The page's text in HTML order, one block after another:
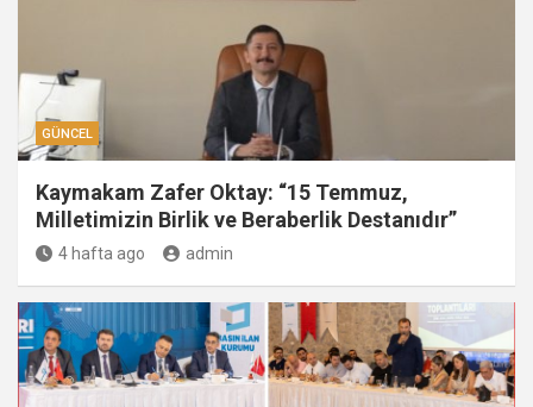
GÜNCEL
Kaymakam Zafer Oktay: “15 Temmuz,
Milletimizin Birlik ve Beraberlik Destanıdır”
4 hafta ago admin